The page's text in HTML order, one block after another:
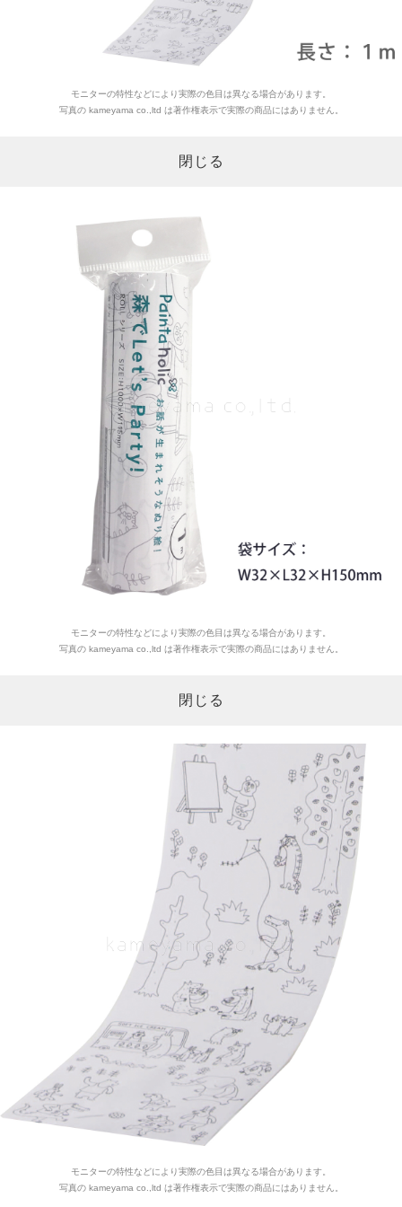
モニターの特性などにより実際の色目は異なる場合があります。
写真の kameyama co.,ltd は著作権表示で実際の商品にはありません。
閉じる
モニターの特性などにより実際の色目は異なる場合があります。
写真の kameyama co.,ltd は著作権表示で実際の商品にはありません。
閉じる
モニターの特性などにより実際の色目は異なる場合があります。
写真の kameyama co.,ltd は著作権表示で実際の商品にはありません。